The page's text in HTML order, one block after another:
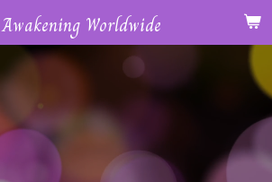
Awakening Worldwide